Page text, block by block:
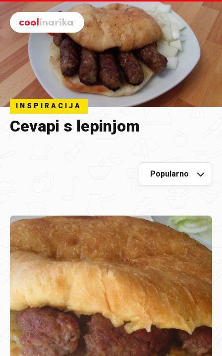
Preskoči na glavni sadržaj
INSPIRACIJA
Cevapi s lepinjom